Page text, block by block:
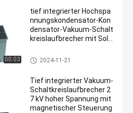
00:03
tief integrierter Hochspa
nnungskondensator-Kon
densator-Vakuum-Schalt
kreislaufbrecher mit Sola
Hochspannungsvakuumleistu
ngsschalter
2024-11-21
Tief integrierter Vakuum-
Schaltkreislaufbrecher 2
7 kV hoher Spannung mit
magnetischer Steuerung